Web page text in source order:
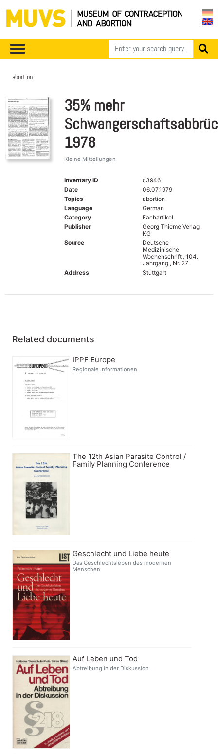
abortion
35% mehr
1978
Kleine Mitteilungen
Inventary ID
c3946
Date
06.07.1979
Topics
abortion
Language
German
Category
Fachartikel
Publisher
Georg Thieme Verlag
KG
Source
Deutsche
Medizinische
Wochenschrift , 104.
Jahrgang , Nr. 27
Address
Stuttgart
Related documents
IPPF Europe
Regionale Informationen
The 12th Asian Parasite Control /
Family Planning Conference
Geschlecht und Liebe heute
Das Geschlechtsleben des modernen
Menschen
Auf Leben und Tod
Abtreibung in der Diskussion